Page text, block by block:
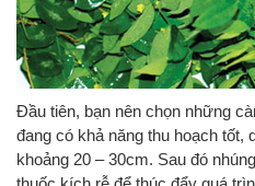
Đầu tiên, bạn nên chọn những
đang có khả năng thu hoạch tốt,
khoảng 20 – 30cm. Sau đó